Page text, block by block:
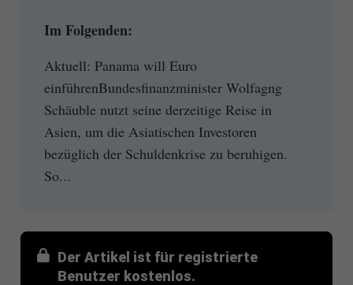
Im Folgenden:
Aktuell: Panama will Euro
einführenBundesfinanzminister Wolfagng
Schäuble nutzt seine derzeitige Reise in
Asien, um die Asiatischen Investoren
bezüglich der Schuldenkrise zu beruhigen.
So...
Der Artikel ist für registrierte
Benutzer kostenlos.